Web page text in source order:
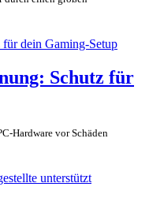
Schutz für
Hardware vor Schäden